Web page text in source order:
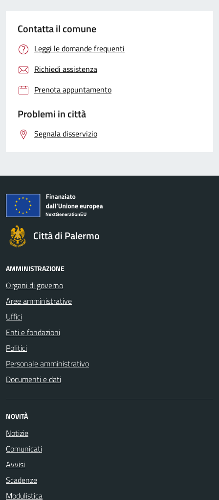
Contatta il comune
Leggi le domande frequenti
Richiedi assistenza
Prenota appuntamento
Problemi in città
Segnala disservizio
Città di Palermo
AMMINISTRAZIONE
Organi di governo
Aree amministrative
Uffici
Enti e fondazioni
Politici
Personale amministrativo
Documenti e dati
NOVITÀ
Notizie
Comunicati
Avvisi
Scadenze
Modulistica